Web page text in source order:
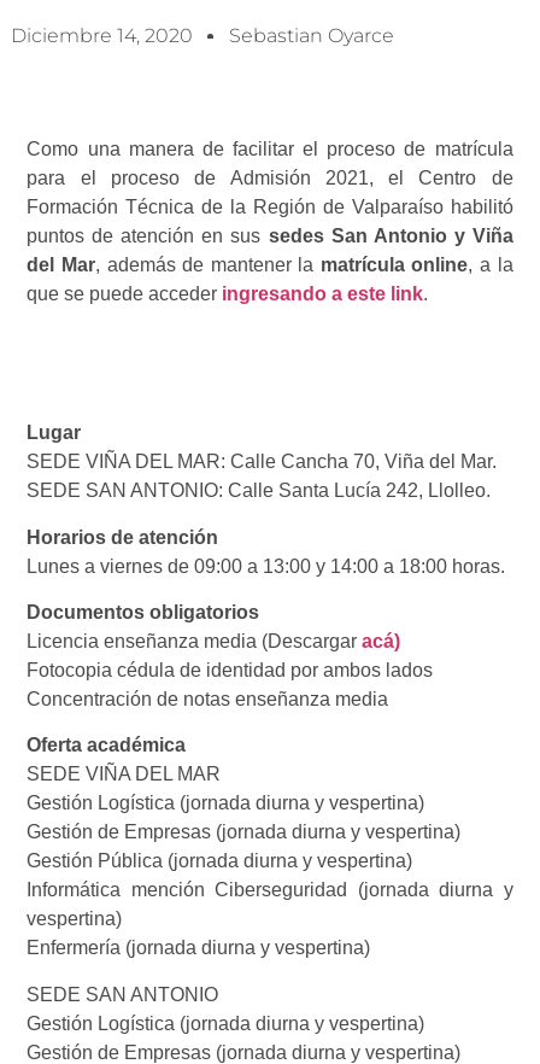
Diciembre 14, 2020 Sebastian Oyarce
Como una manera de facilitar el proceso de matrícula
para el proceso de Admisión 2021, el Centro de
Formación Técnica de la Región de Valparaíso habilitó
puntos de atención en sus sedes San Antonio y Viña
del Mar, además de mantener la matrícula online, a la
que se puede acceder ingresando a este link.
Lugar
SEDE VIÑA DEL MAR: Calle Cancha 70, Viña del Mar.
SEDE SAN ANTONIO: Calle Santa Lucía 242, Llolleo.
Horarios de atención
Lunes a viernes de 09:00 a 13:00 y 14:00 a 18:00 horas.
Documentos obligatorios
Licencia enseñanza media (Descargaracá)
Fotocopia cédula de identidad por ambos lados
Concentración de notas enseñanza media
Oferta académica
SEDE VIÑA DEL MAR
Gestión Logística (jornada diurna y vespertina)
Gestión de Empresas (jornada diurna y vespertina)
Gestión Pública (jornada diurna y vespertina)
Informática mención Ciberseguridad (jornada diurna y
vespertina)
Enfermería (jornada diurna y vespertina)
SEDE SAN ANTONIO
Gestión Logística (jornada diurna y vespertina)
Gestión de Empresas (jornada diurna y vespertina)